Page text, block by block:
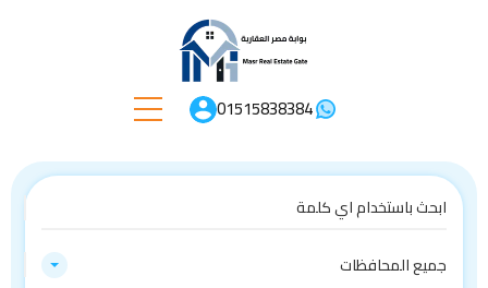
01515838384
جميع المحافظات